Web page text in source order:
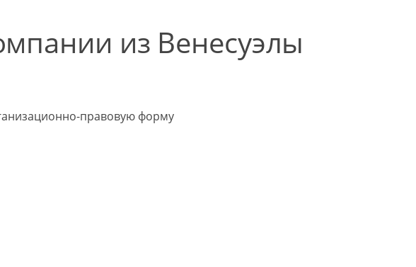
из Венесуэлы
правовую форму